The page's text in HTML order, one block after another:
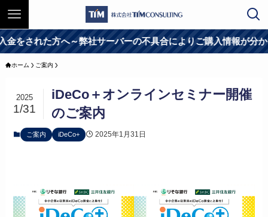
れた方へ～弊社サーバーの不具合によりご購入情報が分か
ホーム ご案内
iDeCo＋オンラインセミナー開催
のご案内
2025
1/31
ご案内 iDeCo+ 2025年1月31日